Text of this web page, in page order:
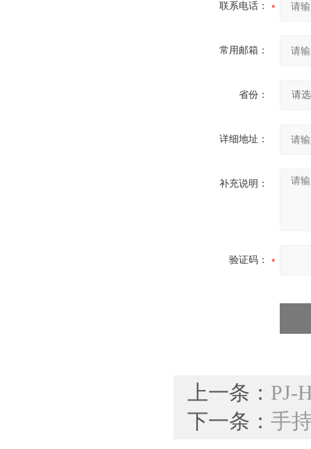
联系电话：
常用邮箱：
省份：
详细地址：
补充说明：
验证码：
上一条： PJ-
下一条： 手